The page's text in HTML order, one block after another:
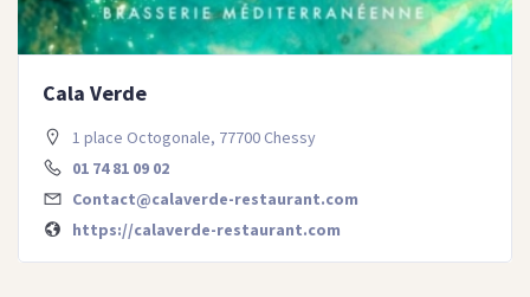
Cala Verde
1 place Octogonale, 77700 Chessy
01 74 81 09 02
Contact@calaverde-restaurant.com
https://calaverde-restaurant.com